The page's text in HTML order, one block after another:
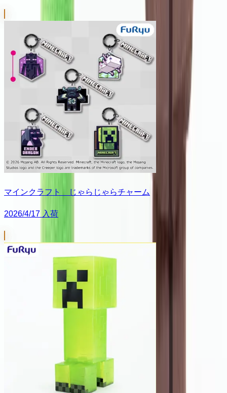
マインクラフト じゃらじゃらチャーム
2026/4/17 入荷